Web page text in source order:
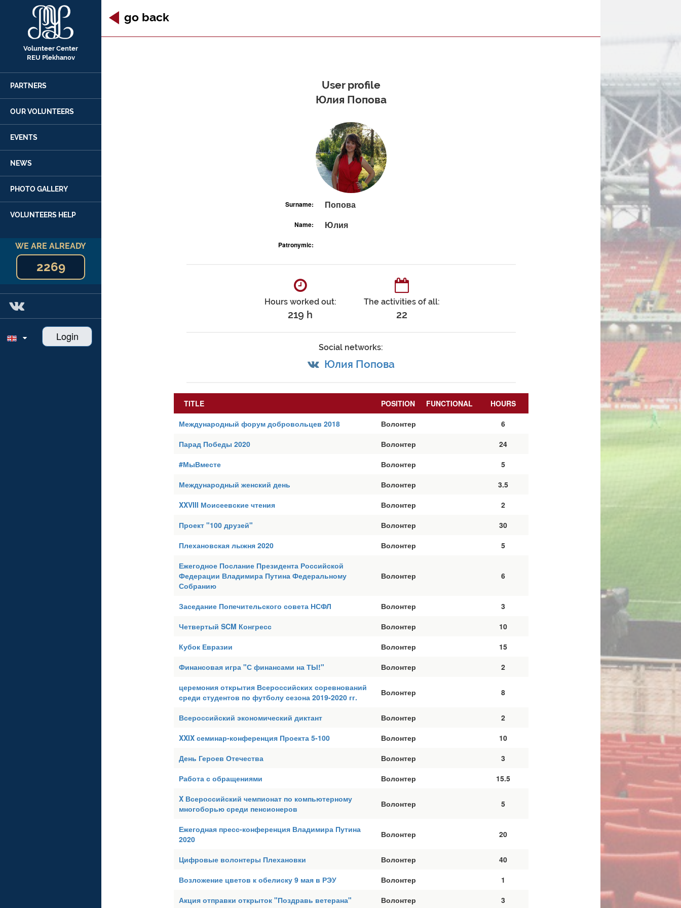
Volunteer Center
REU Plekhanov
PARTNERS
OUR VOLUNTEERS
EVENTS
NEWS
PHOTO GALLERY
VOLUNTEERS HELP
WE ARE ALREADY
2269
Login
go back
User profile
Юлия Попова
Surname: Попова
Name: Юлия
Patronymic:
Hours worked out:
219 h
The activities of all:
22
Social networks:
Юлия Попова
TITLE POSITION FUNCTIONAL
HOURS
Международный форум добровольцев 2018
Волонтер
6
Парад Победы 2020
Волонтер
24
#МыВместе
Волонтер
5
Международный женский день
Волонтер
3.5
XXVIII Моисеевские чтения
Волонтер
2
Проект "100 друзей"
Волонтер
30
Плехановская лыжня 2020
Волонтер
5
Ежегодное Послание Президента Российской
Федерации Владимира Путина Федеральному
Собранию
Волонтер 6
Заседание Попечительского совета НСФЛ Волонтер
3
Четвертый SCM Конгресс
Волонтер
10
Кубок Евразии
Волонтер
15
Финансовая игра "С финансами на ТЫ!"
Волонтер
2
церемония открытия Всероссийских соревнований
среди студентов по футболу сезона 2019-2020 гг.
Волонтер 8
Всероссийский экономический диктант Волонтер
2
XXIX семинар-конференция Проекта 5-100
Волонтер
10
День Героев Отечества
Волонтер
3
Работа с обращениями
Волонтер
15.5
X Всероссийский чемпионат по компьютерному
многоборью среди пенсионеров
Волонтер 5
Ежегодная пресс-конференция Владимира Путина
2020
Волонтер 20
Цифровые волонтеры Плехановки Волонтер
40
Возложение цветов к обелиску 9 мая в РЭУ
Волонтер
1
Акция отправки открыток "Поздравь ветерана"
Волонтер 3